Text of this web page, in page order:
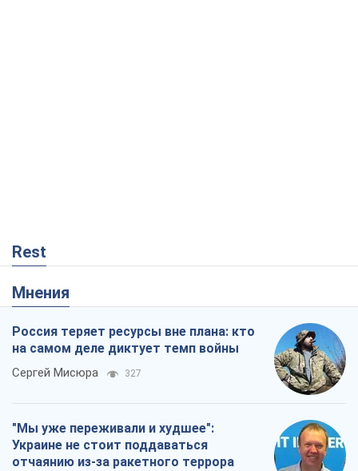
Rest
Мнения
Россия теряет ресурсы вне плана: кто
на самом деле диктует темп войны
Сергей Мисюра 327
"Мы уже переживали и худшее":
Украине не стоит поддаваться
отчаянию из-за ракетного террора